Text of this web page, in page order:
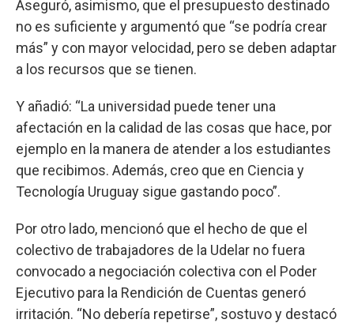
Aseguró, asimismo, que el presupuesto destinado
no es suficiente y argumentó que “se podría crear
más” y con mayor velocidad, pero se deben adaptar
a los recursos que se tienen.
Y añadió: “La universidad puede tener una
afectación en la calidad de las cosas que hace, por
ejemplo en la manera de atender a los estudiantes
que recibimos. Además, creo que en Ciencia y
Tecnología Uruguay sigue gastando poco”.
Por otro lado, mencionó que el hecho de que el
colectivo de trabajadores de la Udelar no fuera
convocado a negociación colectiva con el Poder
Ejecutivo para la Rendición de Cuentas generó
irritación. “No debería repetirse”, sostuvo y destacó